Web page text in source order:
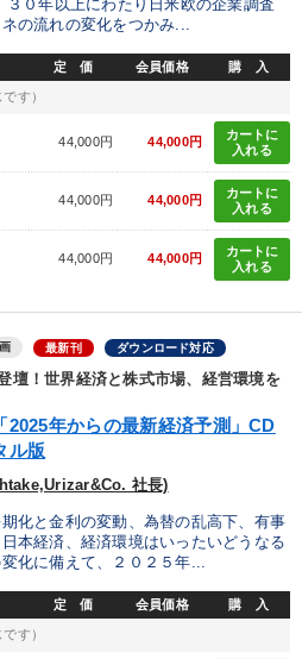
０年以上にわたり日米欧の企業調査
の流れの変化をつかみ...
定 価 会員価格 購 入
す）
44,000円 44,000円
カートに
入れる
44,000円 44,000円
カートに
入れる
44,000円 44,000円
カートに
入れる
最新刊 ダウンロード対応
壇！世界経済と株式市場、経営環境を
2025年からの最新経済予測」CD
ル版
社長)
化と金利の変動、為替の乱高下、有事
本経済、経済環境はいったいどうなる
化に備えて、２０２５年...
定 価 会員価格 購 入
す）